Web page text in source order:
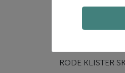
Beschreibung
RODE KLISTER